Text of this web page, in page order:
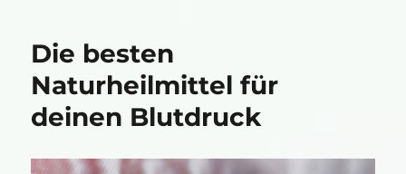
Die besten
Naturheilmittel für
deinen Blutdruck